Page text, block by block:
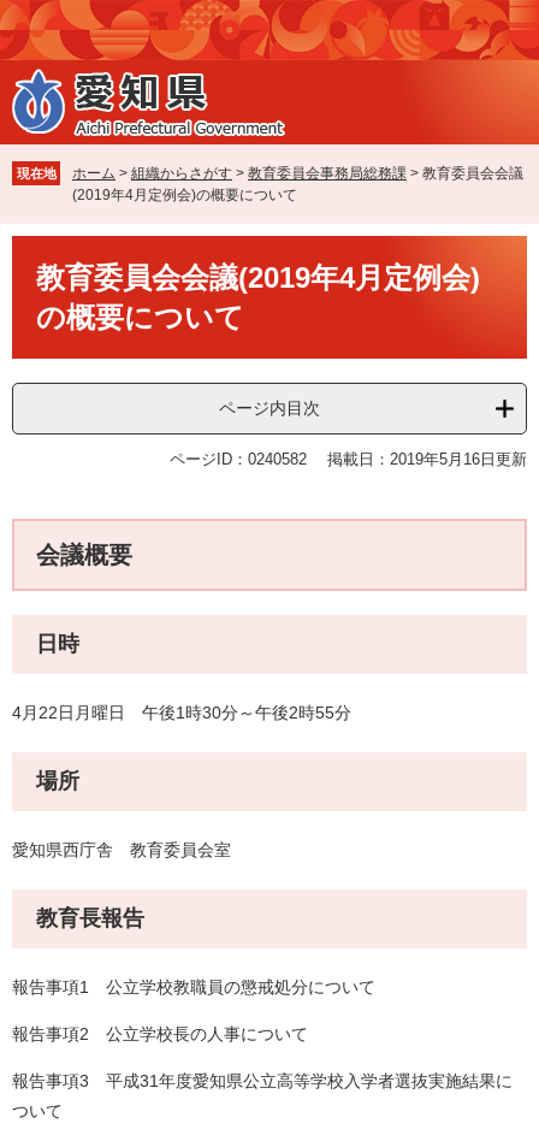
ペ
ー
ジ
の
先
で
す
メ
ニ
ュ
ー
を
ば
し
本
現在地 ホーム > 組織からさがす > 教育委員会事務局総務課 > 教育委員会会議
(2019年4月定例会)の概要について
教育委員会会議(2019年4月定例会)
の概要について
ページ内目次
ページID：0240582 掲載日：2019年5月16日更新
会議概要
日時
4月22日月曜日 午後1時30分～午後2時55分
場所
愛知県西庁舎 教育委員会室
教育長報告
報告事項1 公立学校教職員の懲戒処分について
報告事項2 公立学校長の人事について
報告事項3 平成31年度愛知県公立高等学校入学者選抜実施結果に
ついて